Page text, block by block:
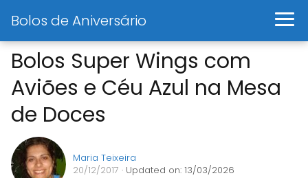
Bolos de Aniversário
Bolos Super Wings com
Aviões e Céu Azul na Mesa
de Doces
Maria Teixeira
20/12/2017 · Updated on: 13/03/2026